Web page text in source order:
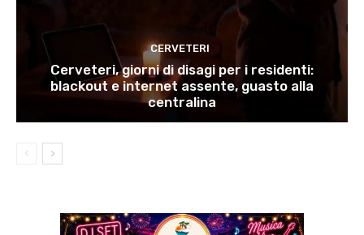
CERVETERI
Cerveteri, giorni di disagi per i residenti:
blackout e internet assente, guasto alla
centralina